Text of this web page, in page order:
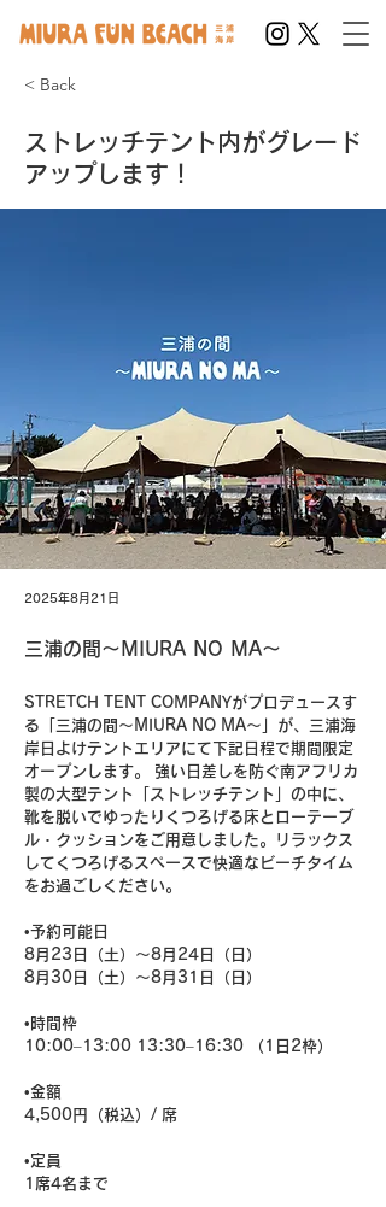
< Back
ストレッチテント内がグレード
アップします！
2025年8月21日
三浦の間〜MIURA NO MA〜
STRETCH TENT COMPANYがプロデュースす
る「三浦の間〜MIURA NO MA〜」が、三浦海
岸日よけテントエリアにて下記日程で期間限定
オープンします。 強い日差しを防ぐ南アフリカ
製の大型テント「ストレッチテント」の中に、
靴を脱いでゆったりくつろげる床とローテーブ
ル・クッションをご用意しました。リラックス
してくつろげるスペースで快適なビーチタイム
をお過ごしください。
•予約可能日
8月23日（土）～8月24日（日）
8月30日（土）～8月31日（日）
•時間枠
10:00–13:00 13:30–16:30 （1日2枠）
•金額
4,500円（税込）/ 席
•定員
1席4名まで